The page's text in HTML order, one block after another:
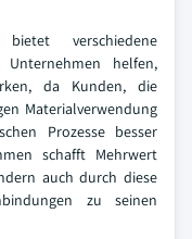
verschiedene
helfen,
da Kunden, die
Materialverwendung
Prozesse besser
schafft Mehrwert
auch durch diese
zu seinen